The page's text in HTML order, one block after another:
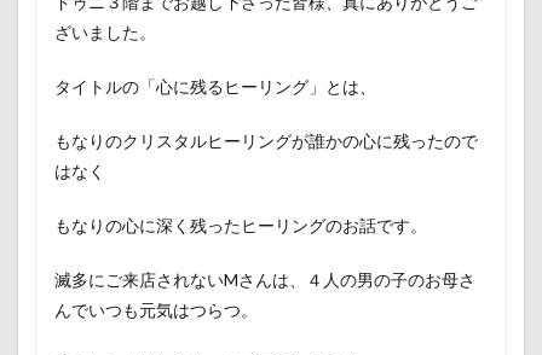
ざいました。
タイトルの「心に残るヒーリング」とは、
もなりのクリスタルヒーリングが誰かの心に残ったので
はなく
もなりの心に深く残ったヒーリングのお話です。
滅多にご来店されないMさんは、４人の男の子のお母さ
んでいつも元気はつらつ。